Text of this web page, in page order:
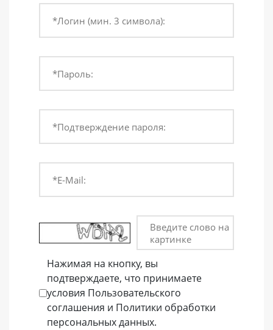
*Логин (мин. 3 символа):
*Пароль:
*Подтверждение пароля:
*E-Mail:
Введите слово на
картинке
Нажимая на кнопку, вы
подтверждаете, что принимаете
условия Пользовательского
соглашения и Политики обработки
персональных данных.